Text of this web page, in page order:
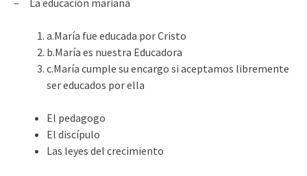
– La educación mariana
a.María fue educada por Cristo
b.María es nuestra Educadora
c.María cumple su encargo si aceptamos libremente
ser educados por ella
El pedagogo
El discípulo
Las leyes del crecimiento